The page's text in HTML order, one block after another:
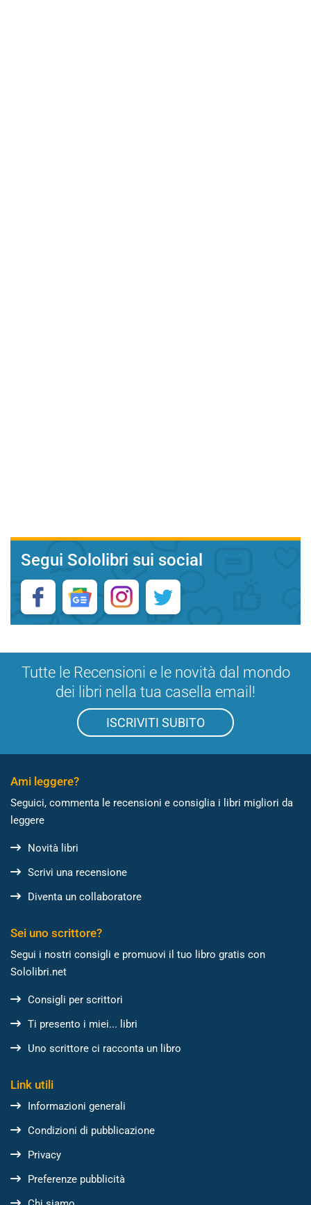
Segui Sololibri sui social
Tutte le Recensioni e le novità dal mondo
dei libri nella tua casella email!
ISCRIVITI SUBITO
Ami leggere?
Seguici, commenta le recensioni e consiglia i libri migliori da
leggere
Novità libri
Scrivi una recensione
Diventa un collaboratore
Sei uno scrittore?
Segui i nostri consigli e promuovi il tuo libro gratis con
Sololibri.net
Consigli per scrittori
Ti presento i miei... libri
Uno scrittore ci racconta un libro
Link utili
Informazioni generali
Condizioni di pubblicazione
Privacy
Preferenze pubblicità